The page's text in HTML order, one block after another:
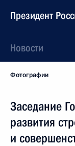
Президент
Новости
Фотографии
Заседание
развития
и